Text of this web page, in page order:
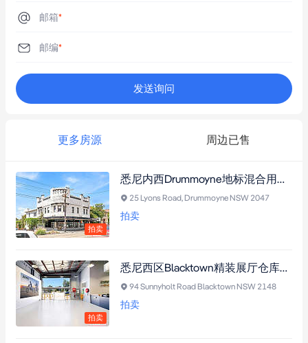
邮箱*
邮编*
发送询问
更多房源 周边已售
拍卖
悉尼内西Drummoyne地标混合用途投资物业，55年来首度上市，含商铺、办公室及公寓，年租金收入丰厚，交通便利
25 Lyons Road, Drummoyne NSW 2047
拍卖
拍卖
悉尼西区Blacktown精装展厅仓库，882.9㎡稀缺主干道物业，30米高曝光临街面，位于悉尼黄金商业走廊，M7高速便捷通勤
94 Sunnyholt Road Blacktown NSW 2148
拍卖